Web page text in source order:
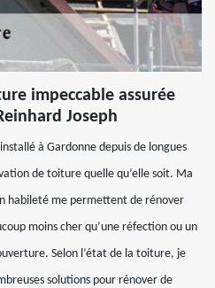
impeccable assurée
Joseph
à Gardonne depuis de longues
de toiture quelle qu’elle soit. Ma
habileté me permettent de rénover
moins cher qu’une réfection ou un
Selon l’état de la toiture, je
solutions pour rénover de